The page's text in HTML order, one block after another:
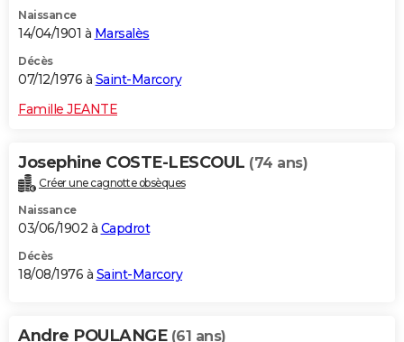
Naissance
14/04/1901 à Marsalès
Décès
07/12/1976 à Saint-Marcory
Famille JEANTE
Josephine COSTE-LESCOUL (74 ans)
Créer une cagnotte obsèques
Naissance
03/06/1902 à Capdrot
Décès
18/08/1976 à Saint-Marcory
Andre POULANGE (61 ans)